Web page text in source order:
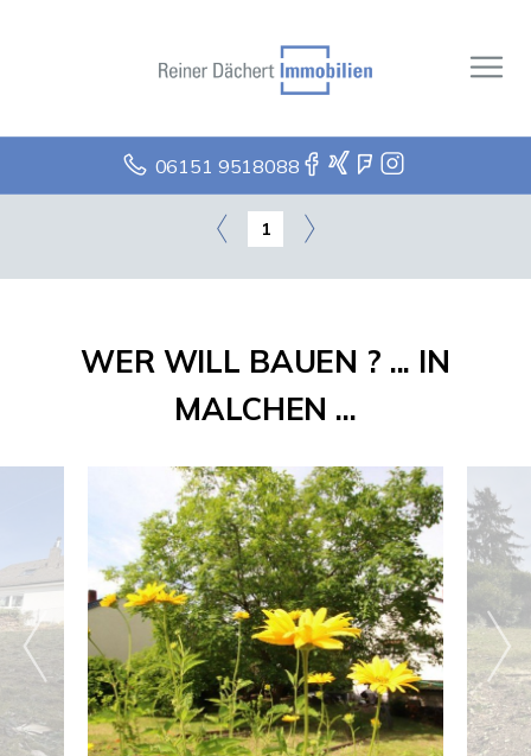
06151 9518088
1
WER WILL BAUEN ? ... IN
MALCHEN ...